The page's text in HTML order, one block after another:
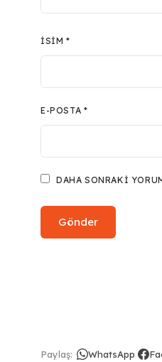
İSIM*
E-POSTA *
DAHA SONRAKI
Paylaş: WhatsApp